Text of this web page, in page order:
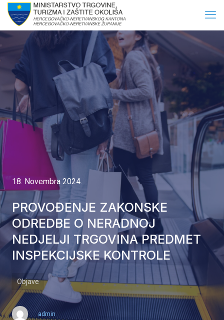
18. Novembra 2024.
PROVOĐENJE ZAKONSKE
ODREDBE O NERADNOJ
NEDJELJI TRGOVINA PREDMET
INSPEKCIJSKE KONTROLE
Objave
admin